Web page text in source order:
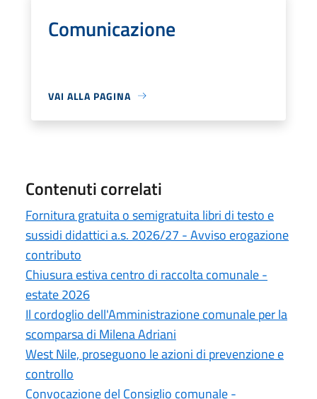
Comunicazione
VAI ALLA PAGINA
Contenuti correlati
Fornitura gratuita o semigratuita libri di testo e
sussidi didattici a.s. 2026/27 - Avviso erogazione
contributo
Chiusura estiva centro di raccolta comunale -
estate 2026
Il cordoglio dell'Amministrazione comunale per la
scomparsa di Milena Adriani
West Nile, proseguono le azioni di prevenzione e
controllo
Convocazione del Consiglio comunale -